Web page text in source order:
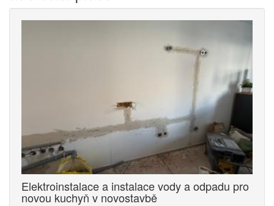
Elektroinstalace a instalace vody a odpadu pro
novou kuchyň v novostavbě